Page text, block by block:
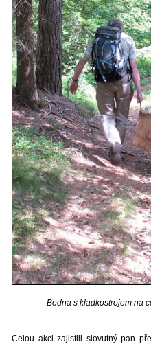
Bedna s kladkostrojem na
Celou akci zajistili slovutný pan